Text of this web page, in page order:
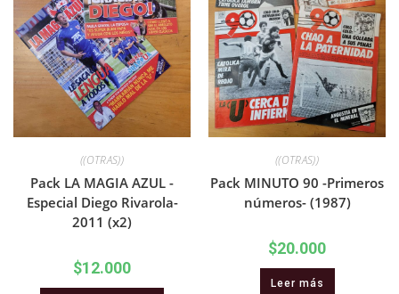
((OTRAS))
Pack LA MAGIA AZUL -
Especial Diego Rivarola-
2011 (x2)
$12.000
((OTRAS))
Pack MINUTO 90 -Primeros
números- (1987)
$20.000
Leer más